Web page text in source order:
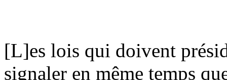
[L]es lois qui doivent
signaler en même temps